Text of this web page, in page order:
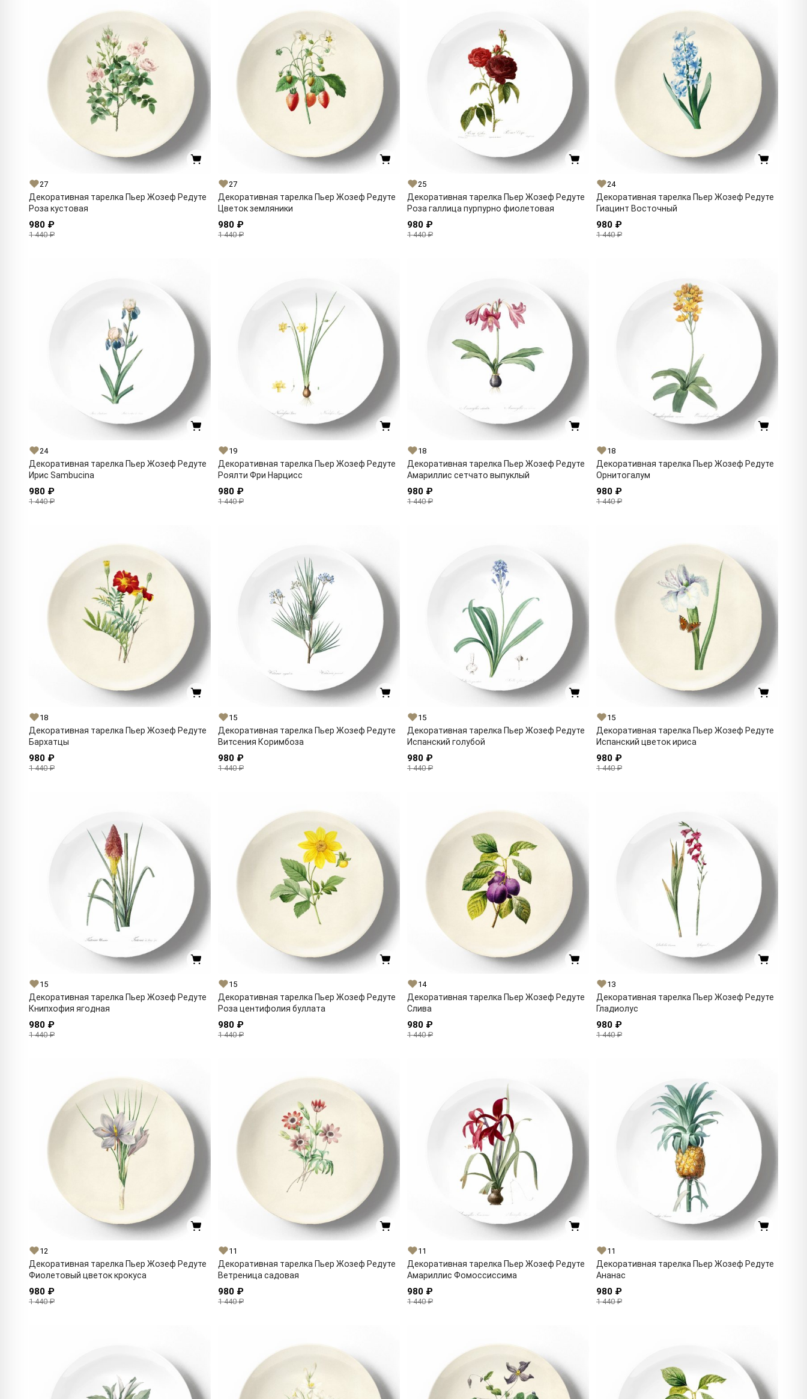
27
Декоративная тарелка Пьер Жозеф Редуте
Роза кустовая
980 ₽
1 440 ₽
27
Декоративная тарелка Пьер Жозеф Редуте
Цветок земляники
980 ₽
1 440 ₽
25
Декоративная тарелка Пьер Жозеф Редуте
Роза галлица пурпурно фиолетовая
980 ₽
1 440 ₽
24
Декоративная тарелка Пьер Жозеф Редуте
Гиацинт Восточный
980 ₽
1 440 ₽
24
Декоративная тарелка Пьер Жозеф Редуте
Ирис Sambucina
980 ₽
1 440 ₽
19
Декоративная тарелка Пьер Жозеф Редуте
Роялти Фри Нарцисс
980 ₽
1 440 ₽
18
Декоративная тарелка Пьер Жозеф Редуте
Амариллис сетчато выпуклый
980 ₽
1 440 ₽
18
Декоративная тарелка Пьер Жозеф Редуте
Орнитогалум
980 ₽
1 440 ₽
18
Декоративная тарелка Пьер Жозеф Редуте
Бархатцы
980 ₽
1 440 ₽
15
Декоративная тарелка Пьер Жозеф Редуте
Витсения Коримбоза
980 ₽
1 440 ₽
15
Декоративная тарелка Пьер Жозеф Редуте
Испанский голубой
980 ₽
1 440 ₽
15
Декоративная тарелка Пьер Жозеф Редуте
Испанский цветок ириса
980 ₽
1 440 ₽
15
Декоративная тарелка Пьер Жозеф Редуте
Книпхофия ягодная
980 ₽
1 440 ₽
15
Декоративная тарелка Пьер Жозеф Редуте
Роза центифолия буллата
980 ₽
1 440 ₽
14
Декоративная тарелка Пьер Жозеф Редуте
Слива
980 ₽
1 440 ₽
13
Декоративная тарелка Пьер Жозеф Редуте
Гладиолус
980 ₽
1 440 ₽
12
Декоративная тарелка Пьер Жозеф Редуте
Фиолетовый цветок крокуса
980 ₽
1 440 ₽
11
Декоративная тарелка Пьер Жозеф Редуте
Ветреница садовая
980 ₽
1 440 ₽
11
Декоративная тарелка Пьер Жозеф Редуте
Амариллис Фомоссиссима
980 ₽
1 440 ₽
11
Декоративная тарелка Пьер Жозеф Редуте
Ананас
980 ₽
1 440 ₽